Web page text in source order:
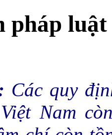
pháp
Các quy
Nam